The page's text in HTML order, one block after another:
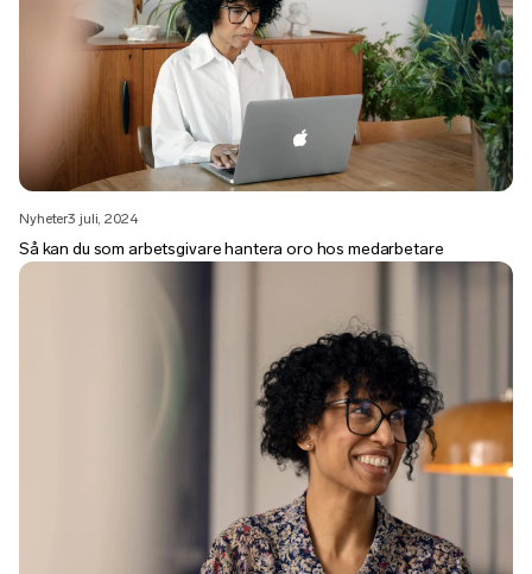
Nyheter3 juli, 2024
Så kan du som arbetsgivare hantera oro hos medarbetare